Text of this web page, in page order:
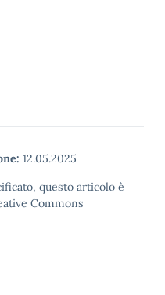
12.05.2025
questo articolo è
Commons